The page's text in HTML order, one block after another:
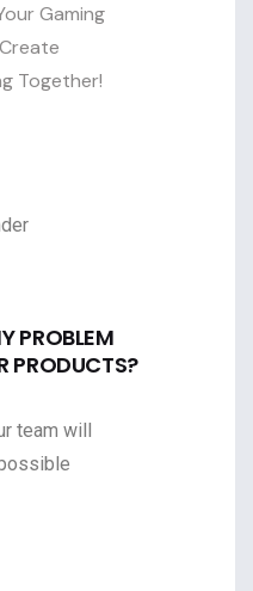
Gaming
Together!
PROBLEM
PRODUCTS?
team will